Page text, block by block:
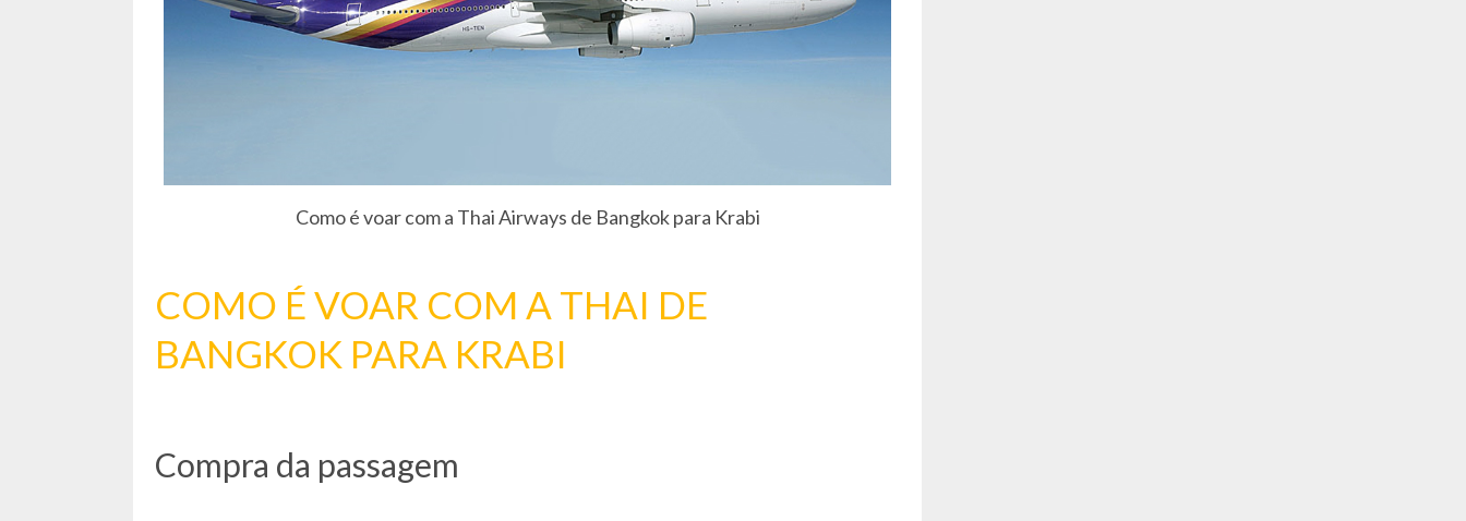
Como é voar com a Thai Airways de Bangkok para Krabi
COMO É VOAR COM A THAI DE
BANGKOK PARA KRABI
Compra da passagem